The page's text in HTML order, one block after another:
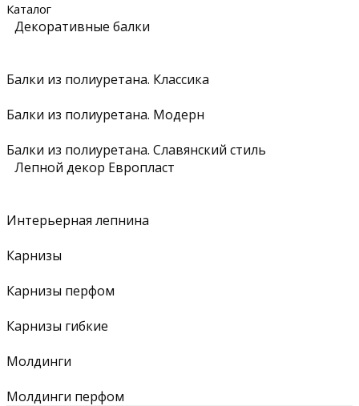
Каталог
Декоративные балки
Балки из полиуретана. Классика
Балки из полиуретана. Модерн
Балки из полиуретана. Славянский стиль
Лепной декор Европласт
Интерьерная лепнина
Карнизы
Карнизы перфом
Карнизы гибкие
Молдинги
Молдинги перфом